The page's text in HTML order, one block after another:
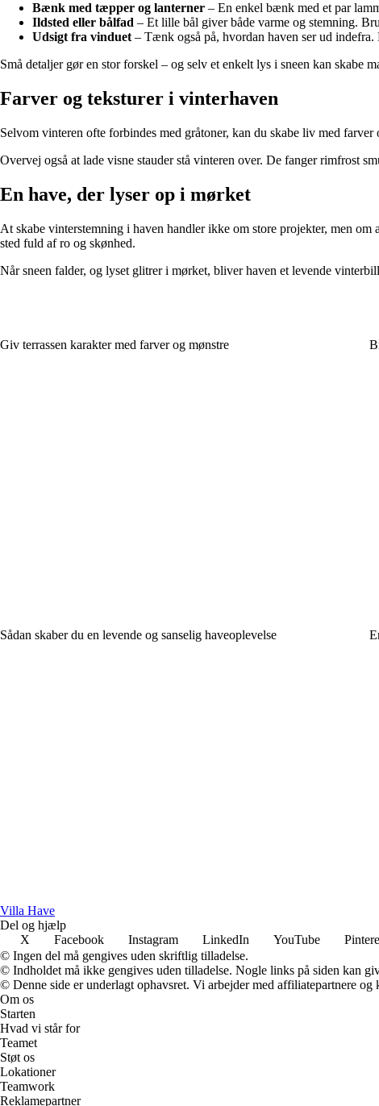
Bænk med tæpper og lanterner – En enkel bænk med et par
Ildsted eller bålfad – Et lille bål giver både varme og stemning.
Udsigt fra vinduet – Tænk også på, hvordan haven ser ud indefra.
Små detaljer gør en stor forskel – og selv et enkelt lys i sneen kan skabe
Farver og teksturer i vinterhaven
Selvom vinteren ofte forbindes med gråtoner, kan du skabe liv med
Overvej også at lade visne stauder stå vinteren over. De fanger rimfrost
En have, der lyser op i mørket
At skabe vinterstemning i haven handler ikke om store projekter, men
sted fuld af ro og skønhed.
Når sneen falder, og lyset glitrer i mørket, bliver haven et levende
Giv terrassen karakter med farver og mønstre
Sådan skaber du en levende og sanselig haveoplevelse
Villa Have
Del og hjælp
X
Facebook Instagram LinkedIn YouTube
© Ingen del må gengives uden skriftlig tilladelse.
© Indholdet må ikke gengives uden tilladelse. Nogle links på siden kan
© Denne side er underlagt ophavsret. Vi arbejder med affiliatepartnere
Om os
Starten
Hvad vi står for
Teamet
Støt os
Lokationer
Teamwork
Reklamepartner